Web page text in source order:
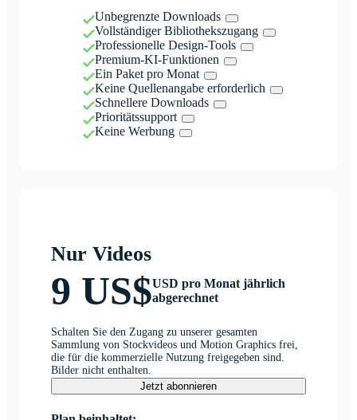
Unbegrenzte Downloads
Vollständiger Bibliothekszugang
Professionelle Design-Tools
Premium-KI-Funktionen
Ein Paket pro Monat
Keine Quellenangabe erforderlich
Schnellere Downloads
Prioritätssupport
Keine Werbung
Nur Videos
9 US$USD pro Monat jährlich
abgerechnet
Schalten Sie den Zugang zu unserer gesamten
Sammlung von Stockvideos und Motion Graphics frei,
die für die kommerzielle Nutzung freigegeben sind.
Bilder nicht enthalten.
Jetzt abonnieren